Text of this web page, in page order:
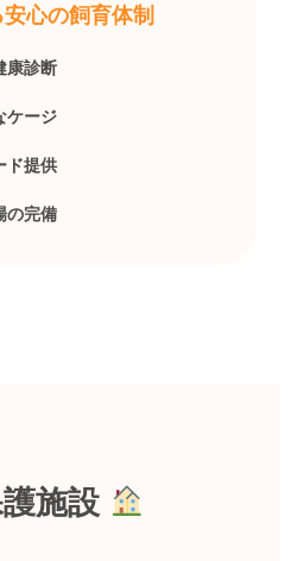
心の飼育体制
康診断
ケージ
ド提供
の完備
施設